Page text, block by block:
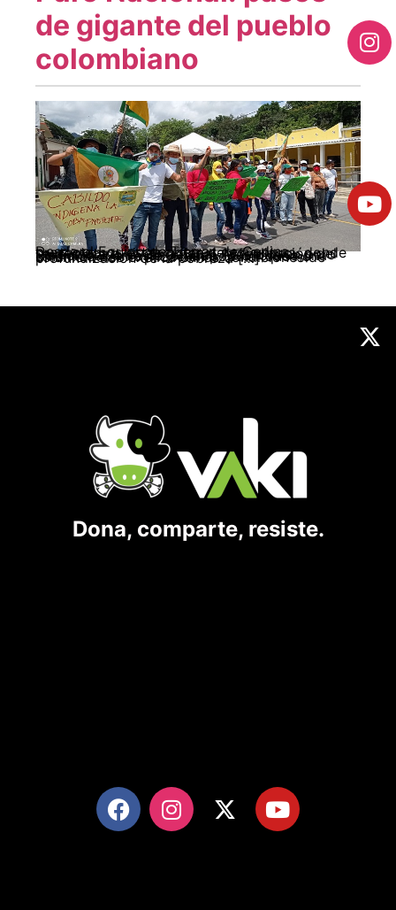
de gigante del pueblo
colombiano
Desde el Equipo de Tierras de Cedins, presentamos estas notas de coyuntura, donde se destaca a nivel nacional, la realización del Paro iniciado el 28 de abril. Más que un paro tradicional, en esta jornada ha aflorado una dinámica de movilización popular que no solamente se explica en las condiciones de profundización de la pobreza […]
Dona, comparte, resiste.